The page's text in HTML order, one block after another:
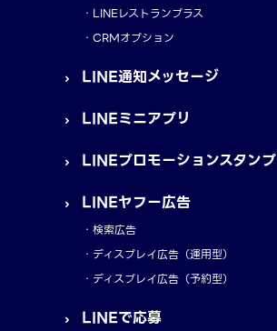
LINEレストランプラス
CRMオプション
LINE通知メッセージ
LINEミニアプリ
LINEプロモーションスタンプ
LINEヤフー広告
検索広告
ディスプレイ広告（運用型）
ディスプレイ広告（予約型）
LINEで応募